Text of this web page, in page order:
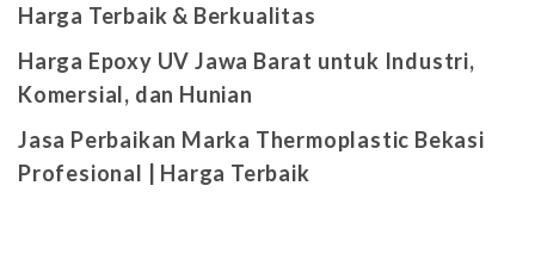
Harga Terbaik & Berkualitas
Harga Epoxy UV Jawa Barat untuk Industri,
Komersial, dan Hunian
Jasa Perbaikan Marka Thermoplastic Bekasi
Profesional | Harga Terbaik